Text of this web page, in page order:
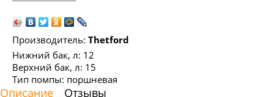
Производитель: Thetford
Нижний бак, л: 12
Верхний бак, л: 15
Тип помпы: поршневая
Описание Отзывы